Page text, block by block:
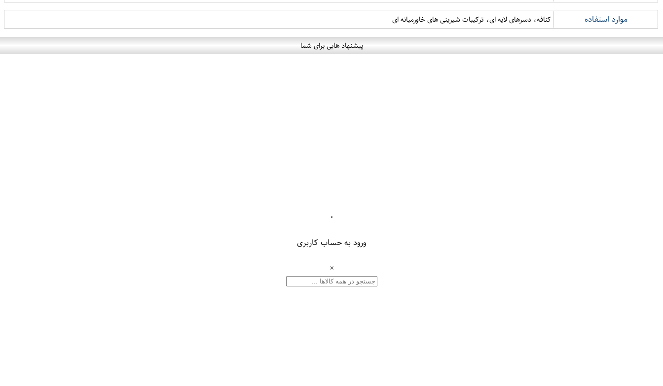
موارد استفاده کنافه، دسرهای لایه ای، ترکیبات شیرینی های خاورمیانه ای
پیشنهاد هایی برای شما
۰
ورود به حساب کاربری
×